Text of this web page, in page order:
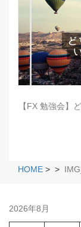
【FX 勉強会】
HOME > >
2026年8月